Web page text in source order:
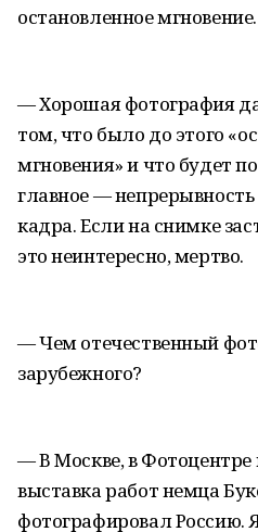
остановленное мгновение.
— Хорошая фотография
том, что было до этого
мгновения» и что будет
главное — непрерывность
кадра. Если на снимке
это неинтересно, мертво.
— Чем отечественный
зарубежного?
— В Москве, в Фотоцентре
выставка работ немца
фотографировал Россию.